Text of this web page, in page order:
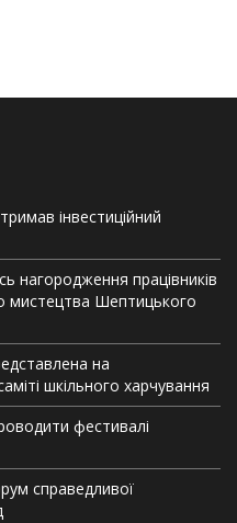
інвеcтиційний
нагородження працівників
мистецтва Шептицького
на
шкільного харчування
фестивалі
справедливої